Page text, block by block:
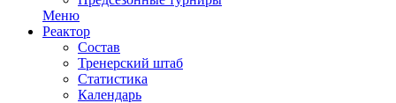
Меню
Реактор
Состав
Тренерский штаб
Статистика
Календарь